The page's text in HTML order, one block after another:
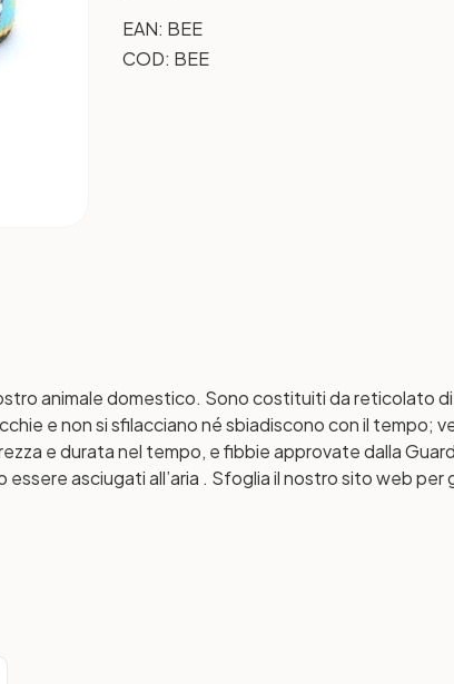
EAN: BEE
COD: BEE
animale domestico. Sono costituiti da reticolato
e non si sfilacciano né sbiadiscono con il tempo;
e durata nel tempo, e fibbie approvate dalla
asciugati all’aria . Sfoglia il nostro sito web